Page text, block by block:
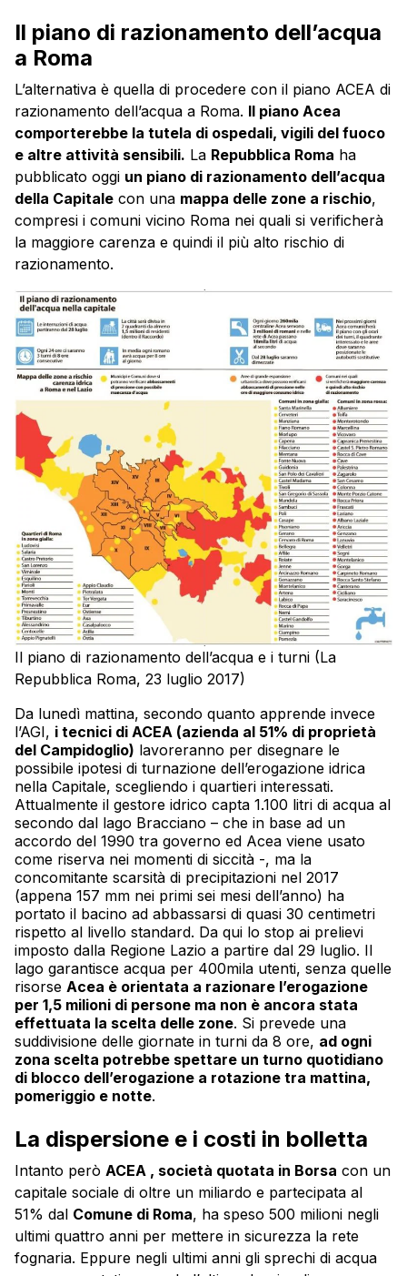
Il piano di razionamento dell’acqua
a Roma
L’alternativa è quella di procedere con il piano ACEA di
razionamento dell’acqua a Roma. Il piano Acea
comporterebbe la tutela di ospedali, vigili del fuoco
e altre attività sensibili. La Repubblica Roma ha
pubblicato oggi un piano di razionamento dell’acqua
della Capitale con una mappa delle zone a rischio,
compresi i comuni vicino Roma nei quali si verificherà
la maggiore carenza e quindi il più alto rischio di
razionamento.
Il piano di razionamento dell’acqua e i turni (La
Repubblica Roma, 23 luglio 2017)
Da lunedì mattina, secondo quanto apprende invece
l’AGI, i tecnici di ACEA (azienda al 51% di proprietà
del Campidoglio) lavoreranno per disegnare le
possibile ipotesi di turnazione dell’erogazione idrica
nella Capitale, scegliendo i quartieri interessati.
Attualmente il gestore idrico capta 1.100 litri di acqua al
secondo dal lago Bracciano – che in base ad un
accordo del 1990 tra governo ed Acea viene usato
come riserva nei momenti di siccità -, ma la
concomitante scarsità di precipitazioni nel 2017
(appena 157 mm nei primi sei mesi dell’anno) ha
portato il bacino ad abbassarsi di quasi 30 centimetri
rispetto al livello standard. Da qui lo stop ai prelievi
imposto dalla Regione Lazio a partire dal 29 luglio. Il
lago garantisce acqua per 400mila utenti, senza quelle
risorse Acea è orientata a razionare l’erogazione
per 1,5 milioni di persone ma non è ancora stata
effettuata la scelta delle zone. Si prevede una
suddivisione delle giornate in turni da 8 ore, ad ogni
zona scelta potrebbe spettare un turno quotidiano
di blocco dell’erogazione a rotazione tra mattina,
pomeriggio e notte.
La dispersione e i costi in bolletta
Intanto però ACEA , società quotata in Borsa con un
capitale sociale di oltre un miliardo e partecipata al
51% dal Comune di Roma, ha speso 500 milioni negli
ultimi quattro anni per mettere in sicurezza la rete
fognaria. Eppure negli ultimi anni gli sprechi di acqua